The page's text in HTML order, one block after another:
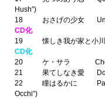
Hush”)
18 おさげの少女
CD化
19 懐しき我が家と小
CD化
20 ケ・サラ Che
21 果てしなき愛
22 瞳はるかに Parce
Occhi”)